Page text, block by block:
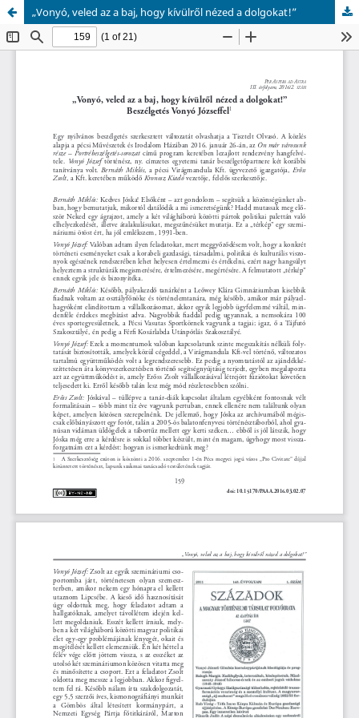
„Vonyó, veled az a baj, hogy kívülről nézed a dolgokat!”